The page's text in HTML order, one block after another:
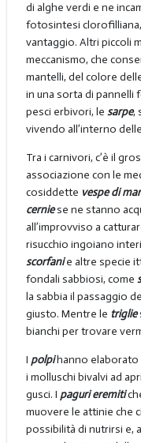
di alghe verdi e ne
fotosintesi
vantaggio. Altri piccoli
meccanismo, che
mantelli, del colore
in una sorta di pannelli
pesci erbivori, le sarpe,
vivendo all’interno
Tra i carnivori, c’è il
associazione con le
cosiddette vespe di
cerniese ne stanno
all’improvviso a
risucchio ingoiano
scorfanie altre specie
fondali sabbiosi, come
la sabbia il passaggio
giusto. Mentre le triglie
bianchi per trovare
I polpihanno elaborato
i molluschi bivalvi ad
gusci. I paguri eremiti
muovere le attinie che
possibilità di nutrirsi e,